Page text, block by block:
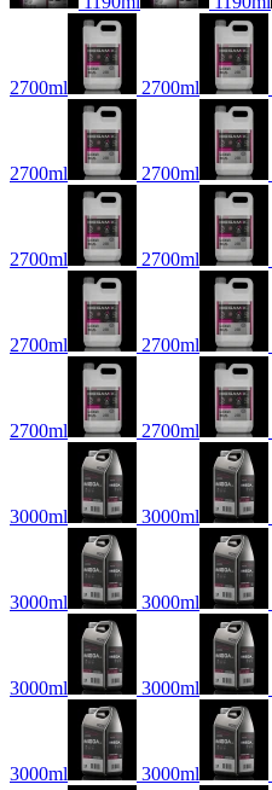
2700ml 2700ml
2700ml 2700ml
2700ml 2700ml
2700ml 2700ml
2700ml 2700ml
3000ml 3000ml
3000ml 3000ml
3000ml 3000ml
3000ml 3000ml